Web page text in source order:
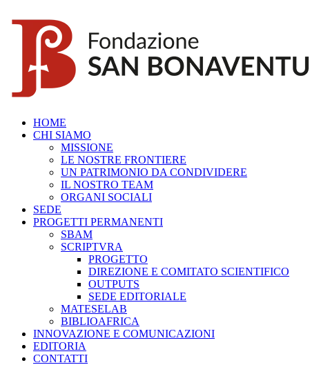
HOME
CHI SIAMO
MISSIONE
LE NOSTRE FRONTIERE
UN PATRIMONIO DA CONDIVIDERE
IL NOSTRO TEAM
ORGANI SOCIALI
SEDE
PROGETTI PERMANENTI
SBAM
SCRIPTVRA
PROGETTO
DIREZIONE E COMITATO SCIENTIFICO
OUTPUTS
SEDE EDITORIALE
MATESELAB
BIBLIOAFRICA
INNOVAZIONE E COMUNICAZIONI
EDITORIA
CONTATTI